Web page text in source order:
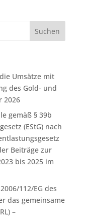
Umsätze mit
des Gold- und
2026
gemäß § 39b
(EStG) nach
Beiträge zur
bis 2025 im
112/EG des
das gemeinsame
–